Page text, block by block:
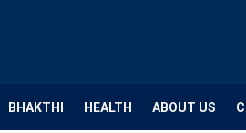
BHAKTHI HEALTH ABOUT US